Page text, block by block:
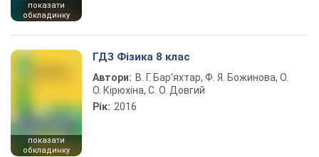
показати
обкладинку
показати
обкладинку
ГДЗ Фізика 8 клас
Автори: В. Г. Бар’яхтар, Ф. Я. Божинова, О.
О. Кірюхіна, С. О. Довгий
Рік: 2016